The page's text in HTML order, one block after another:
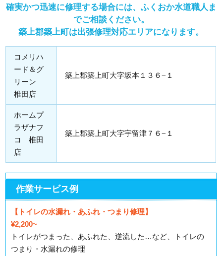
確実かつ迅速に修理する場合には、ふくおか水道職人ま
でご相談ください。
築上郡築上町は出張修理対応エリアになります。
コメリハ
ード＆グ
リーン
椎田店
築上郡築上町大字坂本１３６−１
ホームプ
ラザナフ
コ 椎田
店
築上郡築上町大字宇留津７６−１
作業サービス例
【トイレの水漏れ・あふれ・つまり修理】
¥2,200~
トイレがつまった、あふれた、逆流した…など、トイレの
つまり・水漏れの修理